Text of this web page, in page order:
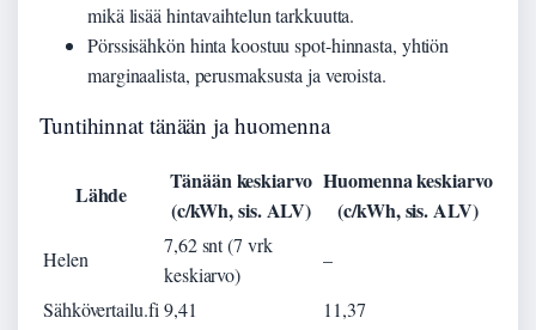
mikä lisää hintavaihtelun tarkkuutta.
Pörssisähkön hinta koostuu spot-hinnasta, yhtiön
marginaalista, perusmaksusta ja veroista.
Tuntihinnat tänään ja huomenna
Lähde
Tänään keskiarvo
(c/kWh, sis. ALV)
Huomenna keskiarvo
(c/kWh, sis. ALV)
Helen
7,62 snt (7 vrk
keskiarvo)
–
Sähkövertailu.fi 9,41
11,37